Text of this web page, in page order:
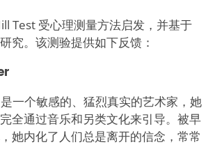
Test 受心理测量方法启发，并基于
究。该测验提供如下反馈：
一个敏感的、猛烈真实的艺术家，她
全通过音乐和另类文化来引导。被早
她内化了人们总是离开的信念，常常